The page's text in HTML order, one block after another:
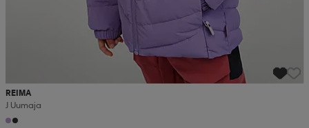
REIMA
J Uumaja